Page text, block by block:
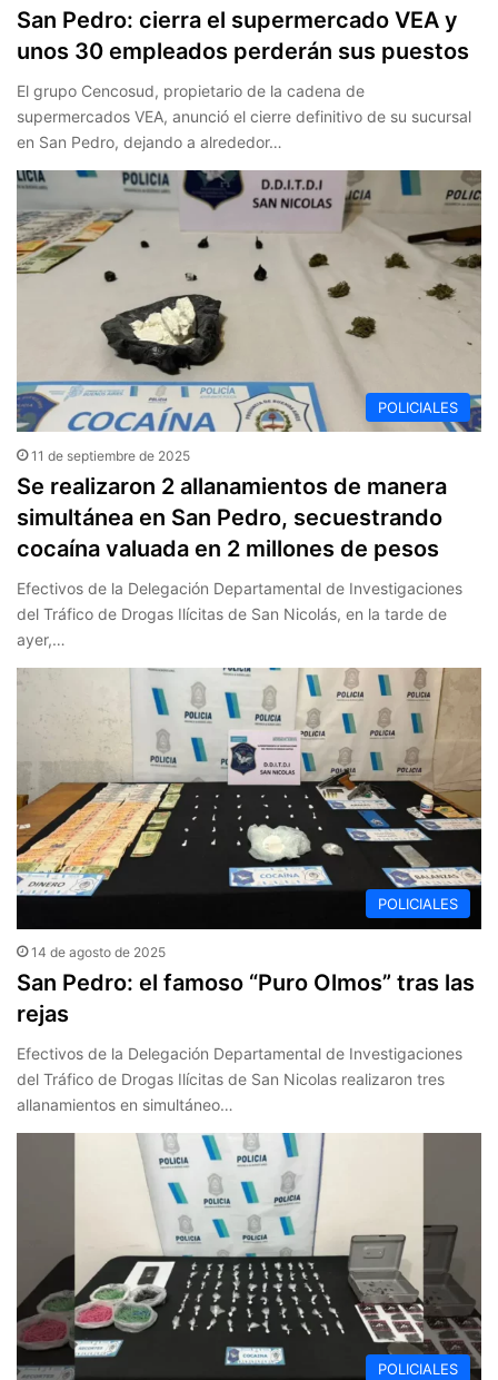
San Pedro: cierra el supermercado VEA y
unos 30 empleados perderán sus puestos
El grupo Cencosud, propietario de la cadena de
supermercados VEA, anunció el cierre definitivo de su sucursal
en San Pedro, dejando a alrededor…
POLICIALES
11 de septiembre de 2025
Se realizaron 2 allanamientos de manera
simultánea en San Pedro, secuestrando
cocaína valuada en 2 millones de pesos
Efectivos de la Delegación Departamental de Investigaciones
del Tráfico de Drogas Ilícitas de San Nicolás, en la tarde de
ayer,…
POLICIALES
14 de agosto de 2025
San Pedro: el famoso “Puro Olmos” tras las
rejas
Efectivos de la Delegación Departamental de Investigaciones
del Tráfico de Drogas Ilícitas de San Nicolas realizaron tres
allanamientos en simultáneo…
POLICIALES